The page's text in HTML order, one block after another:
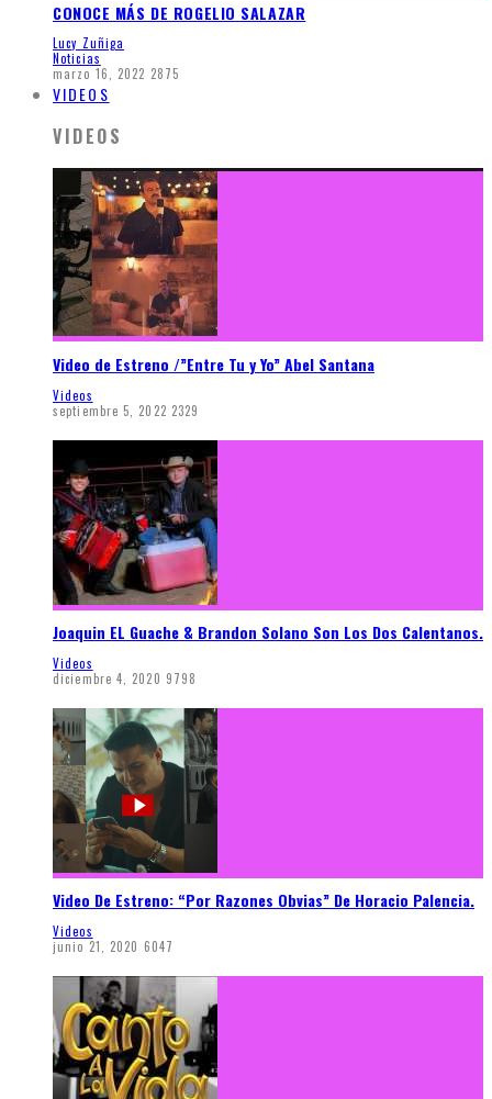
CONOCE MÁS DE ROGELIO SALAZAR
Lucy Zuñiga
Noticias
marzo 16, 2022 2875
VIDEOS
VIDEOS
Video de Estreno /”Entre Tu y Yo” Abel Santana
Videos
septiembre 5, 2022 2329
Joaquin EL Guache & Brandon Solano Son Los Dos Calentanos.
Videos
diciembre 4, 2020 9798
Video De Estreno: “Por Razones Obvias” De Horacio Palencia.
Videos
junio 21, 2020 6047